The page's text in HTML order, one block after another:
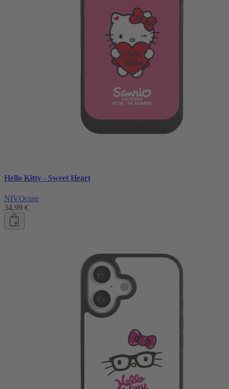
Hello Kitty - Sweet Heart
NIVOcore
34,99 €